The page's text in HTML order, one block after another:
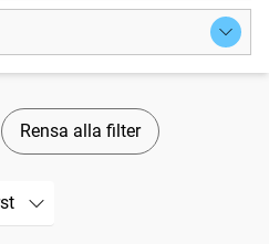
Rensa alla filter